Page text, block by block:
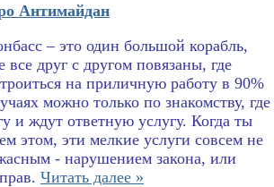
Антимайдан
– это один большой корабль,
все друг с другом повязаны, где
на приличную работу в 90%
можно только по знакомству, где
и ждут ответную услугу. Когда ты
этом, эти мелкие услуги совсем не
- нарушением закона, или
Читать далее »